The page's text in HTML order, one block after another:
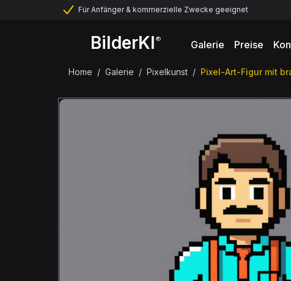
Für Anfänger & kommerzielle Zwecke geeignet
BilderKI® Galerie Preise
Home / Galerie / Pixelkunst / Pixel-Art-Figur mit